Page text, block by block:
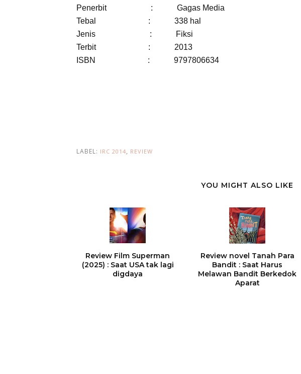
Penerbit
:
Gagas Media
Tebal
:
338 hal
Jenis
:
Fiksi
Terbit
:
2013
ISBN
: 9797806634
LABEL: IRC 2014, REVIEW
YOU MIGHT ALSO LIKE
Review Film Superman
(2025) : Saat USA tak lagi
digdaya
Review novel Tanah Para
Bandit : Saat Harus
Melawan Bandit Berkedok
Aparat